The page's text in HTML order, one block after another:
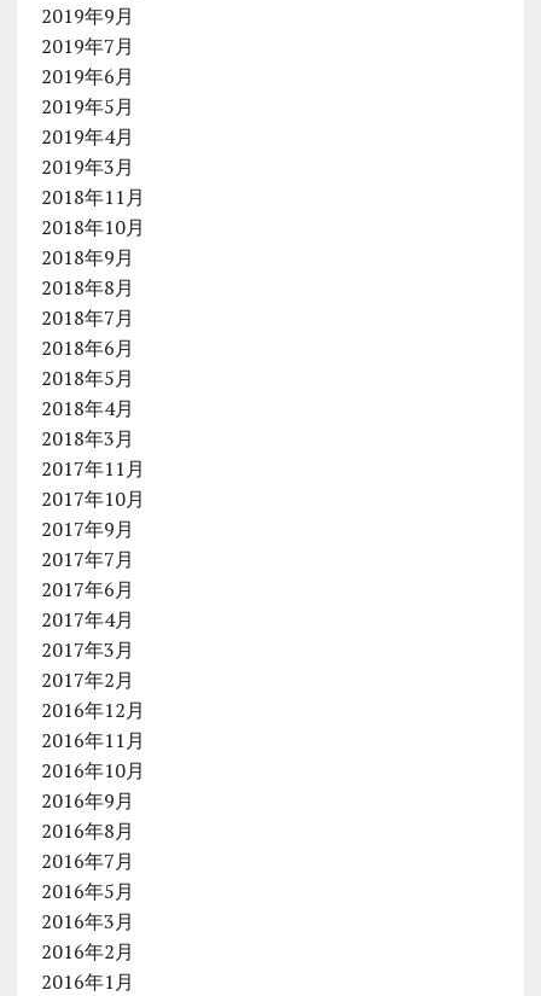
2019年9月
2019年7月
2019年6月
2019年5月
2019年4月
2019年3月
2018年11月
2018年10月
2018年9月
2018年8月
2018年7月
2018年6月
2018年5月
2018年4月
2018年3月
2017年11月
2017年10月
2017年9月
2017年7月
2017年6月
2017年4月
2017年3月
2017年2月
2016年12月
2016年11月
2016年10月
2016年9月
2016年8月
2016年7月
2016年5月
2016年3月
2016年2月
2016年1月